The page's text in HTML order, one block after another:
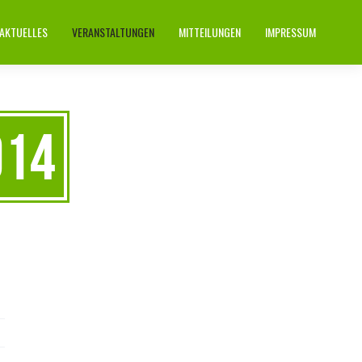
AKTUELLES VERANSTALTUNGEN MITTEILUNGEN IMPRESSUM